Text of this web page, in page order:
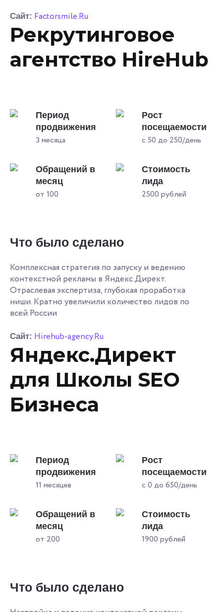
Сайт: Factorsmile.Ru
Рекрутинговое
агентство HireHub
Период
продвижения
3 месяца
Рост
посещаемости
с 50 до 250/день
Обращений в
месяц
от 100
Стоимость
лида
2500 рублей
Что было сделано
Комплексная стратегия по запуску и ведению
контекстной рекламы в Яндекс.Директ.
Отраслевая экспертиза, глубокая проработка
ниши. Кратно увеличили количество лидов по
всей России
Сайт: Hirehub-agency.Ru
Яндекс.Директ
для Школы SEO
Бизнеса
Период
продвижения
11 месяцев
Рост
посещаемости
с 0 до 650/день
Обращений в
месяц
от 200
Стоимость
лида
1900 рублей
Что было сделано